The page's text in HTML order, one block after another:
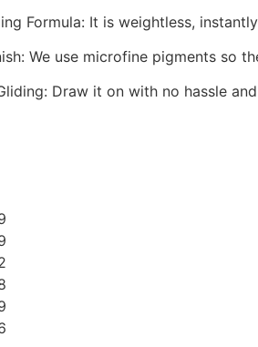
Formula: It is weightless,
We use microfine pigments so
Draw it on with no hassle